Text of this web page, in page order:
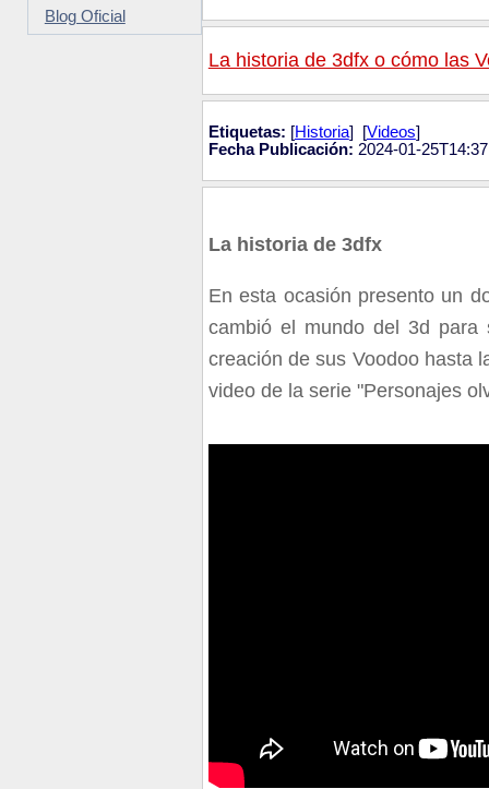
La historia de 3dfx o cómo las
Etiquetas: [Historia] [Videos]
Fecha Publicación: 2024-01-
La historia de 3dfx
En esta ocasión presento un
cambió el mundo del 3d para
creación de sus Voodoo hasta
video de la serie "Personajes
Blog Oficial